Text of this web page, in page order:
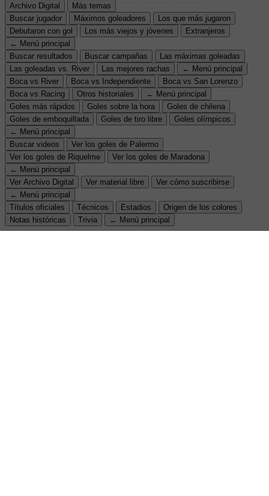
Archivo Digital
Más temas
Buscar jugador
Máximos goleadores
Los que más jugaron
Debutaron con gol
Los más viejos y jóvenes
Extranjeros
← Menú principal
Buscar resultados
Buscar campañas
Las máximas goleadas
Las goleadas vs. River
Las mejores rachas
← Menú principal
Boca vs River
Boca vs Independiente
Boca vs San Lorenzo
Boca vs Racing
Otros historiales
← Menú principal
Goles más rápidos
Goles sobre la hora
Goles de chilena
Goles de emboquillada
Goles de tiro libre
Goles olímpicos
← Menú principal
Buscar videos
Ver los goles de Palermo
Ver los goles de Riquelme
Ver los goles de Maradona
← Menú principal
Ver Archivo Digital
Ver material libre
Ver cómo suscribirse
← Menú principal
Títulos oficiales
Técnicos Estadios
Origen de los colores
Notas históricas
Trivia ← Menú principal